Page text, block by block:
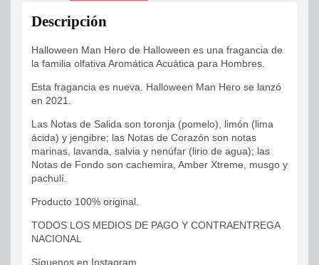
Descripción
Halloween Man Hero de Halloween es una fragancia de
la familia olfativa Aromática Acuática para Hombres.
Esta fragancia es nueva. Halloween Man Hero se lanzó
en 2021.
Las Notas de Salida son toronja (pomelo), limón (lima
ácida) y jengibre; las Notas de Corazón son notas
marinas, lavanda, salvia y nenúfar (lirio de agua); las
Notas de Fondo son cachemira, Amber Xtreme, musgo y
pachulí.
Producto 100% original.
TODOS LOS MEDIOS DE PAGO Y CONTRAENTREGA
NACIONAL
Síguenos en Instagram